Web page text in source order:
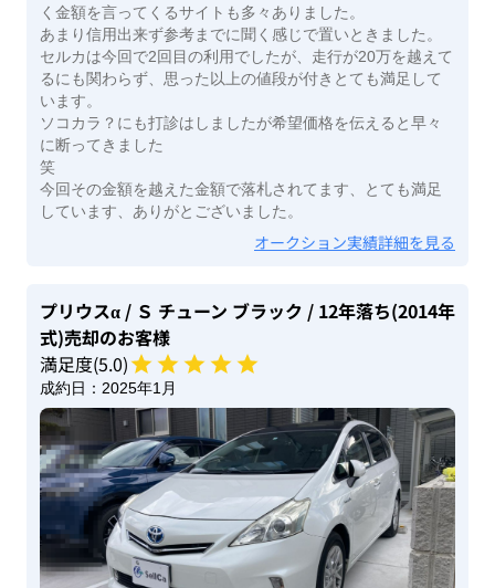
く金額を言ってくるサイトも多々ありました。
あまり信用出来ず参考までに聞く感じで置いときました。
セルカは今回で2回目の利用でしたが、走行が20万を越えて
るにも関わらず、思った以上の値段が付きとても満足して
います。
ソコカラ？にも打診はしましたが希望価格を伝えると早々
に断ってきました
笑
今回その金額を越えた金額で落札されてます、とても満足
しています、ありがとございました。
オークション実績詳細を見る
プリウスα / Ｓ チューン ブラック / 12年落ち(2014年
式)売却のお客様
満足度(5.0)
成約日： 2025年1月